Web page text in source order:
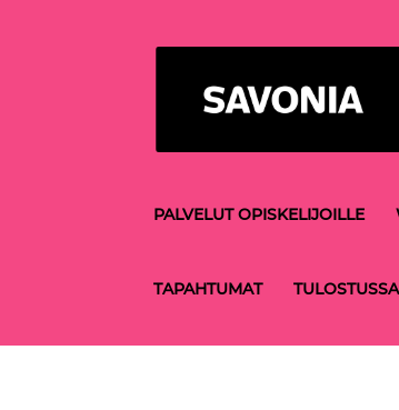
navigointiin
sisältöön
PALVELUT OPISKELIJOILLE
TAPAHTUMAT